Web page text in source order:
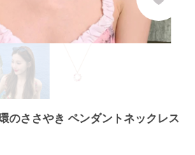
のささやき ペンダントネックレス